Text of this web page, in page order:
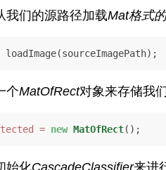
我们的源路径加载Mat格式
loadImage(sourceImagePath);
个MatOfRect对象来存储我
= new MatOfRect();